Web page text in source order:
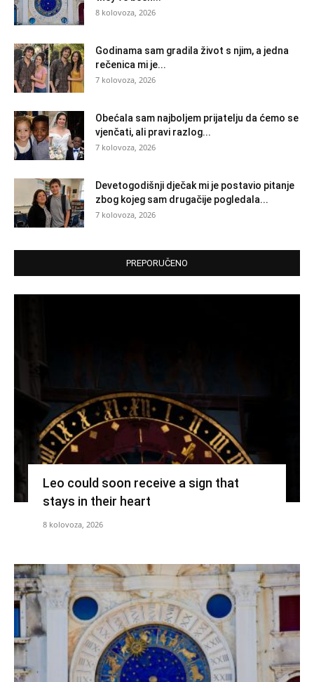
8 kolovoza, 2026
Godinama sam gradila život s njim, a jedna
rečenica mi je...
7 kolovoza, 2026
Obećala sam najboljem prijatelju da ćemo se
vjenčati, ali pravi razlog...
7 kolovoza, 2026
Devetogodišnji dječak mi je postavio pitanje
zbog kojeg sam drugačije pogledala...
7 kolovoza, 2026
PREPORUČENO
Leo could soon receive a sign that
stays in their heart
8 kolovoza, 2026